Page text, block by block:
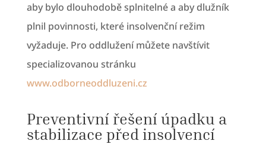
aby bylo dlouhodobě splnitelné a aby dlužník
plnil povinnosti, které insolvenční režim
vyžaduje. Pro oddlužení můžete navštívit
specializovanou stránku
www.odborneoddluzeni.cz
Preventivní řešení úpadku a
stabilizace před insolvencí